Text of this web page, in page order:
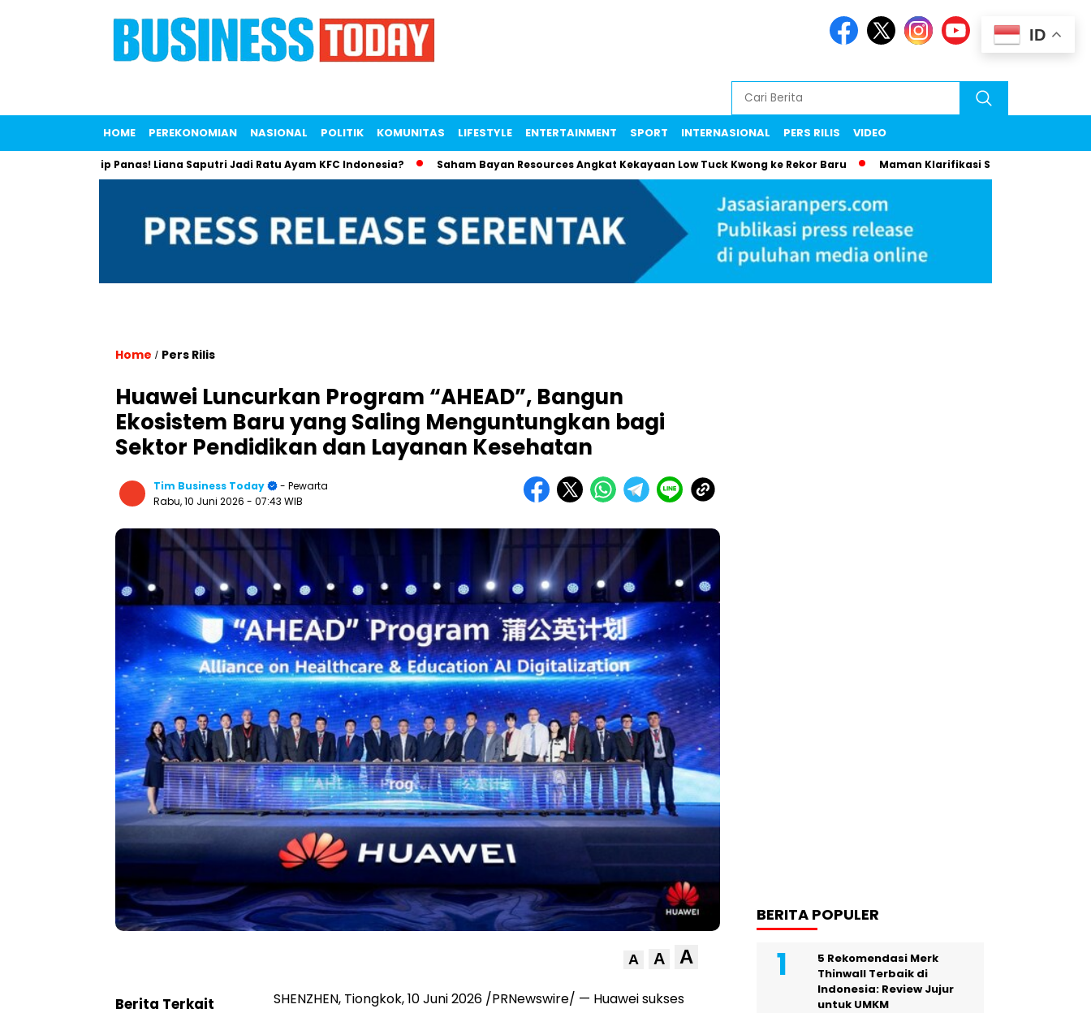
HOME PEREKONOMIAN NASIONAL POLITIK KOMUNITAS LIFESTYLE ENTERTAINMENT SPORT INTERNASIONAL PERS RILIS VIDEO
Gossip Panas! Liana Saputri Jadi Ratu Ayam KFC Indonesia? Saham Bayan Resources Angkat Kekayaan Low Tuck Kwong ke Rekor Baru Maman Klarifikasi Surat Viral: Biaya Istri ke
Home / Pers Rilis
Huawei Luncurkan Program “AHEAD”, Bangun
Ekosistem Baru yang Saling Menguntungkan bagi
Sektor Pendidikan dan Layanan Kesehatan
Tim Business Today
- Pewarta
Rabu, 10 Juni 2026 - 07:43 WIB
A A A
SHENZHEN, Tiongkok, 10 Juni 2026 /PRNewswire/ — Huawei sukses
Berita Terkait
BERITA POPULER
5 Rekomendasi Merk
Thinwall Terbaik di
Indonesia: Review Jujur
untuk UMKM
ID